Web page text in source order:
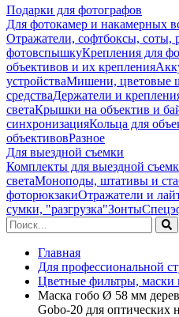
Подарки для фотографов
Для фотокамер и накамерных
Отражатели, софтбоксы, соты,
фотовспышкуКрепления для
объективов и их крепления
устройстваМишени, цветовые
средстваДержатели и
светаКрышки на объектив и
синхронизацияКольца для
объективовРазное
Для выездной съемки
Комплекты для выездной
светаМоноподы, штативы и
фоторюкзакиОтражатели и
сумки, "разгрузка"Зонты
Главная
Для профессиональной
Цветные фильтры, маски
Маска гобо Ø 58 мм
Gobo-20 для оптических